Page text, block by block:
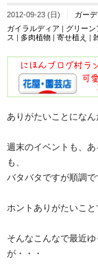
2012-09-23 (日)
ガー
ガイラルディア | グリーン
ス | 多肉植物 | 寄せ植え |
ありがたいことにな
週末のイベントも、
も、
バタバタですが順調で
ホントありがたいこと
そんなこんなで最近
が・・・